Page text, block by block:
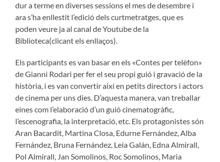
dur a terme en diverses sessions el mes de desembre i
ara s’ha enllestit l’edició dels curtmetratges, que es
poden veure ja al canal de Youtube de la
Biblioteca(clicant els enllaços).
Els participants es van basar en els «Contes per telèfon»
de Gianni Rodari per fer el seu propi guió i gravació de la
història, i es van convertir així en petits directors i actors
de cinema per uns dies. D’aquesta manera, van treballar
eines com l’elaboració d’un guió cinematogràfic,
l’escenografia, la interpretació, etc. Els protagonistes són
Aran Bacardit, Martina Closa, Edurne Fernández, Alba
Fernández, Bruna Fernández, Leia Galán, Edna Almirall,
Pol Almirall, Jan Somolinos, Roc Somolinos, Maria